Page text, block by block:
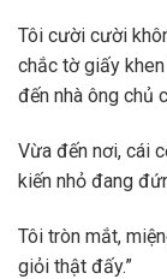
Tôi cười cười
chắc tờ giấy
đến nhà ông chủ
Vừa đến nơi, cái
kiến nhỏ đang
Tôi tròn mắt,
giỏi thật đấy.”